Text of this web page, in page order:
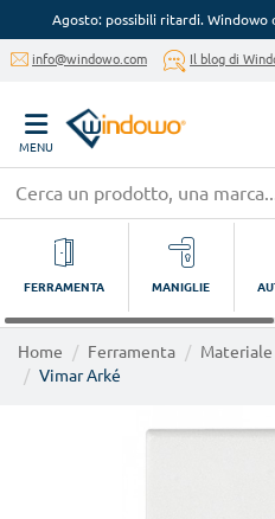
Agosto: possibili ritardi. Windowo
info@windowo.com Il blog di
MENU
FERRAMENTA MANIGLIE
Home Ferramenta
Vimar Arké